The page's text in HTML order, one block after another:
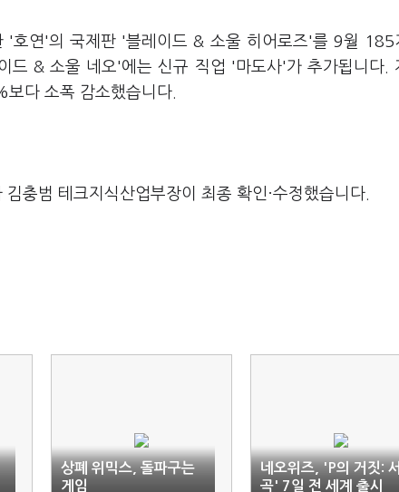
'호연'의 국제판 '블레이드 & 소울 히어로즈'를 9월 185
드 & 소울 네오'에는 신규 직업 '마도사'가 추가됩니다.
다 소폭 감소했습니다.
충범 테크지식산업부장이 최종 확인·수정했습니다.
상폐 위믹스, 돌파구는
게임
네오위즈, 'P의 거짓:
곡' 7일 전 세계 출시